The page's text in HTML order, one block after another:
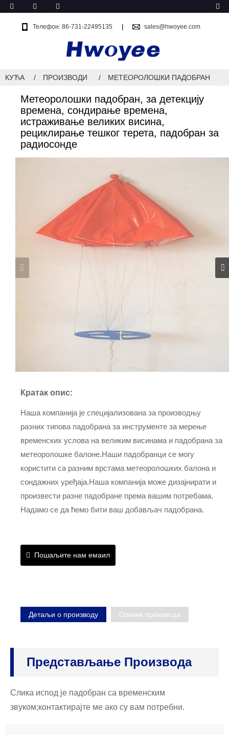
Телефон: 86-731-22495135 sales@hwoyee.com
КУЋА ПРОИЗВОДИ МЕТЕОРОЛОШКИ ПАДОБРАН
Метеоролошки падобран, за детекцију
времена, сондирање времена,
истраживање великих висина,
рециклирање тешког терета, падобран за
радиосонде
Кратак опис:
Наша компанија је специјализована за производњу
разних типова падобрана за инструменте за мерење
временских услова на великим висинама и падобрана за
метеоролошке балоне.Наши падобранци се могу
користити са разним врстама метеоролошких балона и
сондажних уређаја.Наша компанија може дизајнирати и
произвести разне падобране према вашим потребама.
Надамо се да ћемо бити ваш добављач падобрана.
Пошаљите нам емаил
Детаљи о производу Ознаке производа
Представљање Производа
Слика испод је падобран са временским
звуком;контактирајте ме ако су вам потребни.